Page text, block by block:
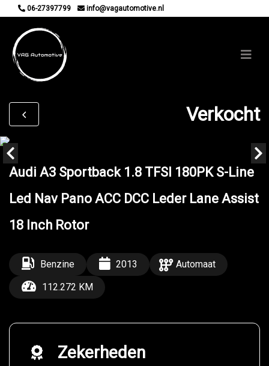
06-27397799 info@vagautomotive.nl
Verkocht
Audi A3 Sportback 1.8 TFSI 180PK S-Line
Led Nav Pano ACC DCC Leder Lane Assist
18 Inch Rotor
Benzine 2013
Automaat
112.272 KM
Zekerheden